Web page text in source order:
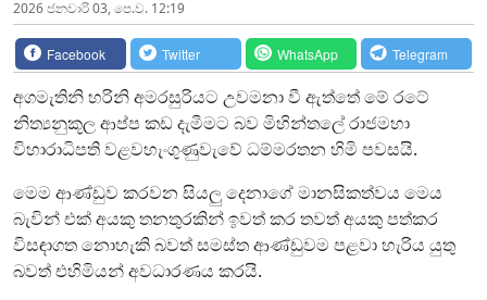
2026 ජනවාරි 03, පෙ.ව. 12:19
Facebook Twitter WhatsApp Telegram
අගමැතිනි හරිනි අමරසුරියට උවමනා වී ඇත්තේ මේ රටේ
නිත්‍යනුකූල ආප්ප කඩ දැමීමට බව මිහින්තලේ රාජමහා
විහාරාධිපති වළවහැංගුණුවැවේ ධම්මරතන හිමි පවසයි.
මෙම ආණ්ඩුව කරවන සියලු දෙනාගේ මානසිකත්වය මෙය
බැවින් එක් අයකු තනතුරකින් ඉවත් කර තවත් අයකු පත්කර
විසඳාගත නොහැකි බවත් සමස්ත ආණ්ඩුවම පළවා හැරිය යුතු
බවත් එහිමියන් අවධාරණය කරයි.